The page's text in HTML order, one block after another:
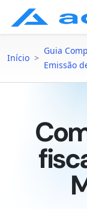
Início >
Guia
Emissão